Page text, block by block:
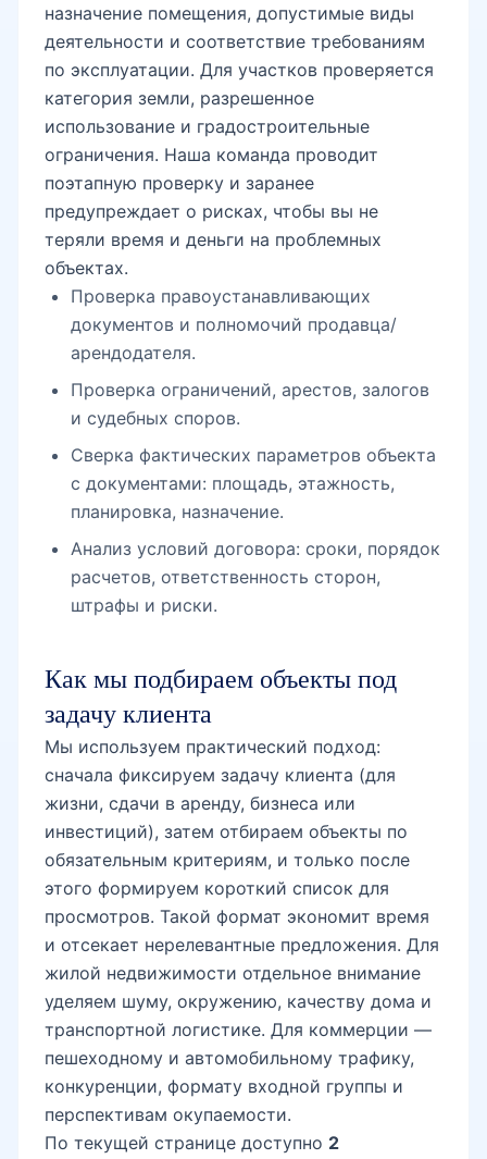
назначение помещения, допустимые виды
деятельности и соответствие требованиям
по эксплуатации. Для участков проверяется
категория земли, разрешенное
использование и градостроительные
ограничения. Наша команда проводит
поэтапную проверку и заранее
предупреждает о рисках, чтобы вы не
теряли время и деньги на проблемных
объектах.
Проверка правоустанавливающих
документов и полномочий продавца/
арендодателя.
Проверка ограничений, арестов, залогов
и судебных споров.
Сверка фактических параметров объекта
с документами: площадь, этажность,
планировка, назначение.
Анализ условий договора: сроки, порядок
расчетов, ответственность сторон,
штрафы и риски.
Как мы подбираем объекты под
задачу клиента
Мы используем практический подход:
сначала фиксируем задачу клиента (для
жизни, сдачи в аренду, бизнеса или
инвестиций), затем отбираем объекты по
обязательным критериям, и только после
этого формируем короткий список для
просмотров. Такой формат экономит время
и отсекает нерелевантные предложения. Для
жилой недвижимости отдельное внимание
уделяем шуму, окружению, качеству дома и
транспортной логистике. Для коммерции —
пешеходному и автомобильному трафику,
конкуренции, формату входной группы и
перспективам окупаемости.
По текущей странице доступно 2